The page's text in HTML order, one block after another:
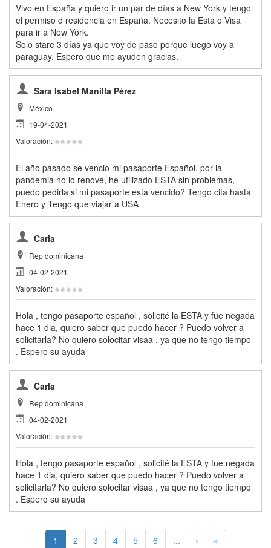
Vivo en España y quiero ir un par de días a New York y tengo
el permiso d residencia en España. Necesito la Esta o Visa
para ir a New York.
Solo stare 3 días ya que voy de paso porque luego voy a
paraguay. Espero que me ayuden gracias.
Sara Isabel Manilla Pérez
México
19-04-2021
Valoración:
El año pasado se vencio mi pasaporte Español, por la
pandemia no lo renové, he utilizado ESTA sin problemas,
puedo pedirla si mi pasaporte esta vencido? Tengo cita hasta
Enero y Tengo que viajar a USA
Carla
Rep dominicana
04-02-2021
Valoración:
Hola , tengo pasaporte español , solicité la ESTA y fue negada
hace 1 dia, quiero saber que puedo hacer ? Puedo volver a
solicitarla? No quiero solocitar visaa , ya que no tengo tiempo
. Espero su ayuda
Carla
Rep dominicana
04-02-2021
Valoración:
Hola , tengo pasaporte español , solicité la ESTA y fue negada
hace 1 dia, quiero saber que puedo hacer ? Puedo volver a
solicitarla? No quiero solocitar visaa , ya que no tengo tiempo
. Espero su ayuda
1 2 3 4 5 6 ... › »